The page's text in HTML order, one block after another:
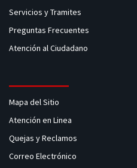
Servicios y Tramites
Preguntas Frecuentes
Atención al Ciudadano
Mapa del Sitio
Atención en Linea
Quejas y Reclamos
Correo Electrónico